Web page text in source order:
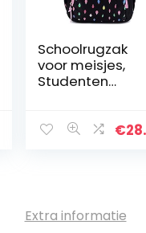
Schoolrugzak
voor meisjes,
Studenten
Casual
€
Extra informatie